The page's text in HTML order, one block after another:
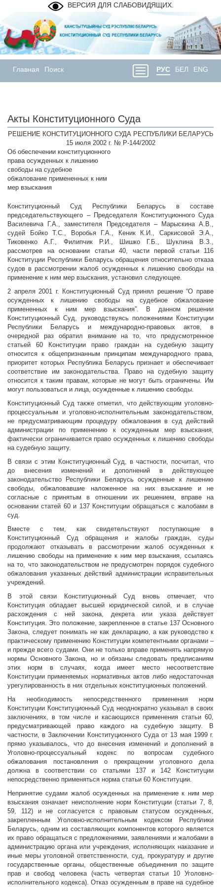
ВЕРСИЯ ДЛЯ СЛАБОВИДЯЩИХ.
Главная Поиск РУС БЕЛ ENG
Акты Конституционного Суда
РЕШЕНИЕ КОНСТИТУЦИОННОГО СУДА РЕСПУБЛИКИ БЕЛАРУСЬ
15 июля 2002 г. № Р-144/2002
Об обеспечении конституционного
права осужденных к лишению
свободы на судебное
обжалование примененных к ним
мер взыскания
Конституционный Суд Республики Беларусь в составе
председательствующего – Председателя Конституционного Суда
Василевича Г.А., заместителя Председателя – Марыскина А.В.,
судей Бойко Т.С., Воробья Г.А., Кеник К.И., Саркисовой Э.А.,
Тиковенко А.Г., Филипчик Р.И., Шишко Г.Б., Шуклина В.З.,
рассмотрев на основании статьи 40, части первой статьи 116
Конституции Республики Беларусь обращения относительно отказа
судов в рассмотрении жалоб осужденных к лишению свободы на
применение к ним мер взыскания, установил следующее.
2 апреля 2001 г. Конституционный Суд принял решение “О праве
осужденных к лишению свободы на судебное обжалование
примененных к ним мер взыскания”. В данном решении
Конституционный Суд, руководствуясь положениями Конституции
Республики Беларусь и международно-правовых актов, в
очередной раз обратил внимание на то, что предусмотренное
статьей 60 Конституции право граждан на судебную защиту
относится к общепризнанным принципам международного права,
приоритет которых Республика Беларусь признает и обеспечивает
соответствие им законодательства. Право на судебную защиту
относится к таким правам, которые не могут быть ограничены. Им
могут пользоваться и лица, осужденные к лишению свободы.
Конституционный Суд также отметил, что действующим уголовно-
процессуальным и уголовно-исполнительным законодательством,
не предусматривающим процедуру обжалования в суд действий
администрации по применению к осужденным мер взыскания,
фактически ограничивается право осужденных к лишению свободы
на судебную защиту.
В связи с этим Конституционный Суд, в частности, посчитал, что
до внесения изменений и дополнений в действующее
законодательство Республики Беларусь осужденные к лишению
свободы, обжаловавшие наложенное на них взыскание и не
согласные с принятым в отношении их решением, вправе на
основании статей 60 и 137 Конституции обращаться с жалобами в
суд.
Вместе с тем, как свидетельствуют поступающие в
Конституционный Суд обращения и жалобы граждан, суды
продолжают отказывать в рассмотрении жалоб осужденных к
лишению свободы на применение к ним мер взыскания, ссылаясь
на то, что законодательством не предусмотрен порядок судебного
обжалования указанных действий администрации исправительных
учреждений.
В этой связи Конституционный Суд вновь отмечает, что
Конституция обладает высшей юридической силой, и в случае
расхождения с ней закона, декрета или указа действует
Конституция. Это положение, закрепленное в статье 137 Основного
Закона, следует понимать не как декларацию, а как руководство к
практическому применению Конституции компетентными органами –
и прежде всего судами. Они не только вправе применять напрямую
нормы Основного Закона, но и обязаны следовать предписаниям
этих норм в случаях, когда имеет место несоответствие
Конституции применяемых нормативных актов либо недостаточная
урегулированность в них отдельных конституционных положений.
На необходимость непосредственного применения норм
Конституции Конституционный Суд неоднократно указывал в своих
заключениях, в том числе и касающихся применения статьи 60,
предусматривающей право каждого на судебную защиту. В
частности, в Заключении Конституционного Суда от 13 мая 1999 г.
прямо указывалось, что до внесения изменений и дополнений в
Уголовно-процессуальный кодекс по вопросам судебного
обжалования постановления о прекращении уголовного дела
должна в соответствии со статьями 137 и 142 Конституции
непосредственно применяться норма статьи 60 Конституции.
Непринятие судами жалоб осужденных на применение к ним мер
взыскания означает неисполнение норм Конституции (статьи 7, 8,
59, 112) и не согласуется с правовым статусом осужденных,
закрепленным Уголовно-исполнительным кодексом Республики
Беларусь, одним из составляющих компонентов которого является
их право обращаться с предложениями, заявлениями и жалобами в
администрацию органа или учреждения, исполняющих наказание и
иные меры уголовной ответственности, суд, прокуратуру и другие
государственные органы, общественные объединения по защите
прав и свобод человека (часть четвертая статьи 10 Уголовно-
исполнительного кодекса). Отказ осужденным в праве на судебное